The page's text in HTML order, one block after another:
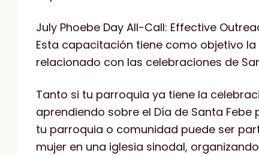
July Phoebe Day All-Call: Effective
Esta capacitación tiene como objetivo
relacionado con las celebraciones de
Tanto si tu parroquia ya tiene la
aprendiendo sobre el Día de Santa
tu parroquia o comunidad puede ser
mujer en una iglesia sinodal,